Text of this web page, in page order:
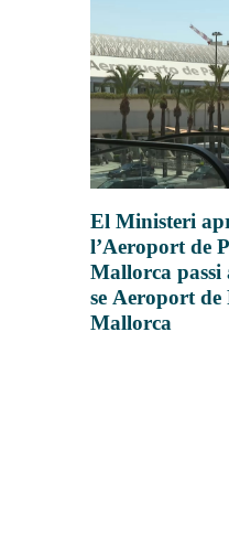
El Ministeri
l’Aeroport de
Mallorca passi
se Aeroport de
Mallorca